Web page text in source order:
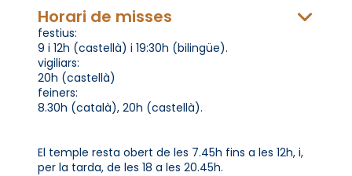
Horari de misses
festius:
9 i 12h (castellà) i 19:30h (bilingüe).
vigiliars:
20h (castellà)
feiners:
8.30h (català), 20h (castellà).
El temple resta obert de les 7.45h fins a les 12h, i,
per la tarda, de les 18 a les 20.45h.